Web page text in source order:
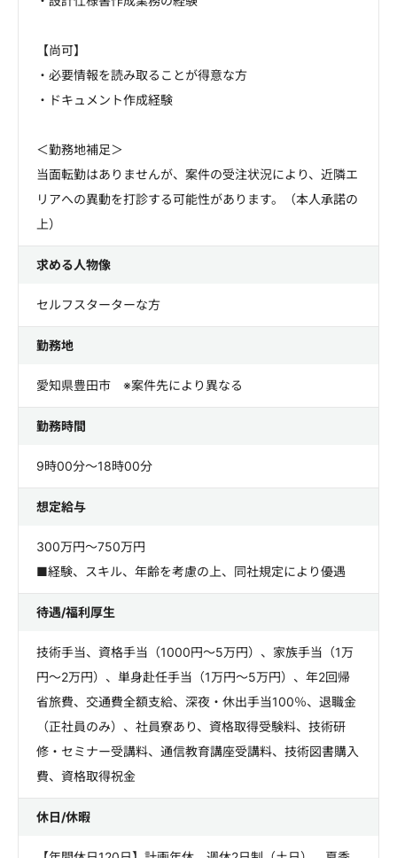
【尚可】
・必要情報を読み取ることが得意な方
・ドキュメント作成経験
＜勤務地補足＞
当面転勤はありませんが、案件の受注状況により、近隣エ
リアへの異動を打診する可能性があります。（本人承諾の
上）
求める人物像
セルフスターターな方
勤務地
愛知県豊田市 ※案件先により異なる
勤務時間
9時00分～18時00分
想定給与
300万円～750万円
■経験、スキル、年齢を考慮の上、同社規定により優遇
待遇/福利厚生
技術手当、資格手当（1000円～5万円）、家族手当（1万
円～2万円）、単身赴任手当（1万円～5万円）、年2回帰
省旅費、交通費全額支給、深夜・休出手当100％、退職金
（正社員のみ）、社員寮あり、資格取得受験料、技術研
修・セミナー受講料、通信教育講座受講料、技術図書購入
費、資格取得祝金
休日/休暇